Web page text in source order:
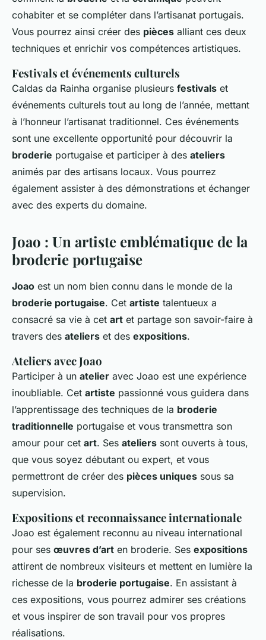
cohabiter et se compléter dans l’artisanat portugais.
Vous pourrez ainsi créer des pièces alliant ces deux
techniques et enrichir vos compétences artistiques.
Festivals et événements culturels
Caldas da Rainha organise plusieurs festivals et
événements culturels tout au long de l’année, mettant
à l’honneur l’artisanat traditionnel. Ces événements
sont une excellente opportunité pour découvrir la
broderie portugaise et participer à des ateliers
animés par des artisans locaux. Vous pourrez
également assister à des démonstrations et échanger
avec des experts du domaine.
Joao : Un artiste emblématique de la
broderie portugaise
Joao est un nom bien connu dans le monde de la
broderie portugaise. Cet artiste talentueux a
consacré sa vie à cet art et partage son savoir-faire à
travers des ateliers et des expositions.
Ateliers avec Joao
Participer à un atelier avec Joao est une expérience
inoubliable. Cet artiste passionné vous guidera dans
l’apprentissage des techniques de la broderie
traditionnelle portugaise et vous transmettra son
amour pour cet art. Ses ateliers sont ouverts à tous,
que vous soyez débutant ou expert, et vous
permettront de créer des pièces uniques sous sa
supervision.
Expositions et reconnaissance internationale
Joao est également reconnu au niveau international
pour ses œuvres d’art en broderie. Ses expositions
attirent de nombreux visiteurs et mettent en lumière la
richesse de la broderie portugaise. En assistant à
ces expositions, vous pourrez admirer ses créations
et vous inspirer de son travail pour vos propres
réalisations.